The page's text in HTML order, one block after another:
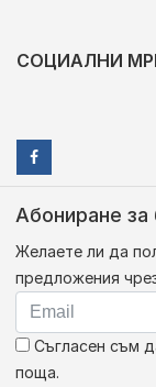
СОЦИАЛНИ
Абониране
Желаете ли да
предложения
Съгласен съм
поща.